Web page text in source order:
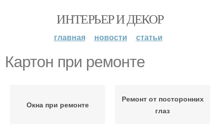
ИНТЕРЬЕР И ДЕКОР
главная новости статьи
Картон при ремонте
Окна при ремонте
Ремонт от посторонних
глаз